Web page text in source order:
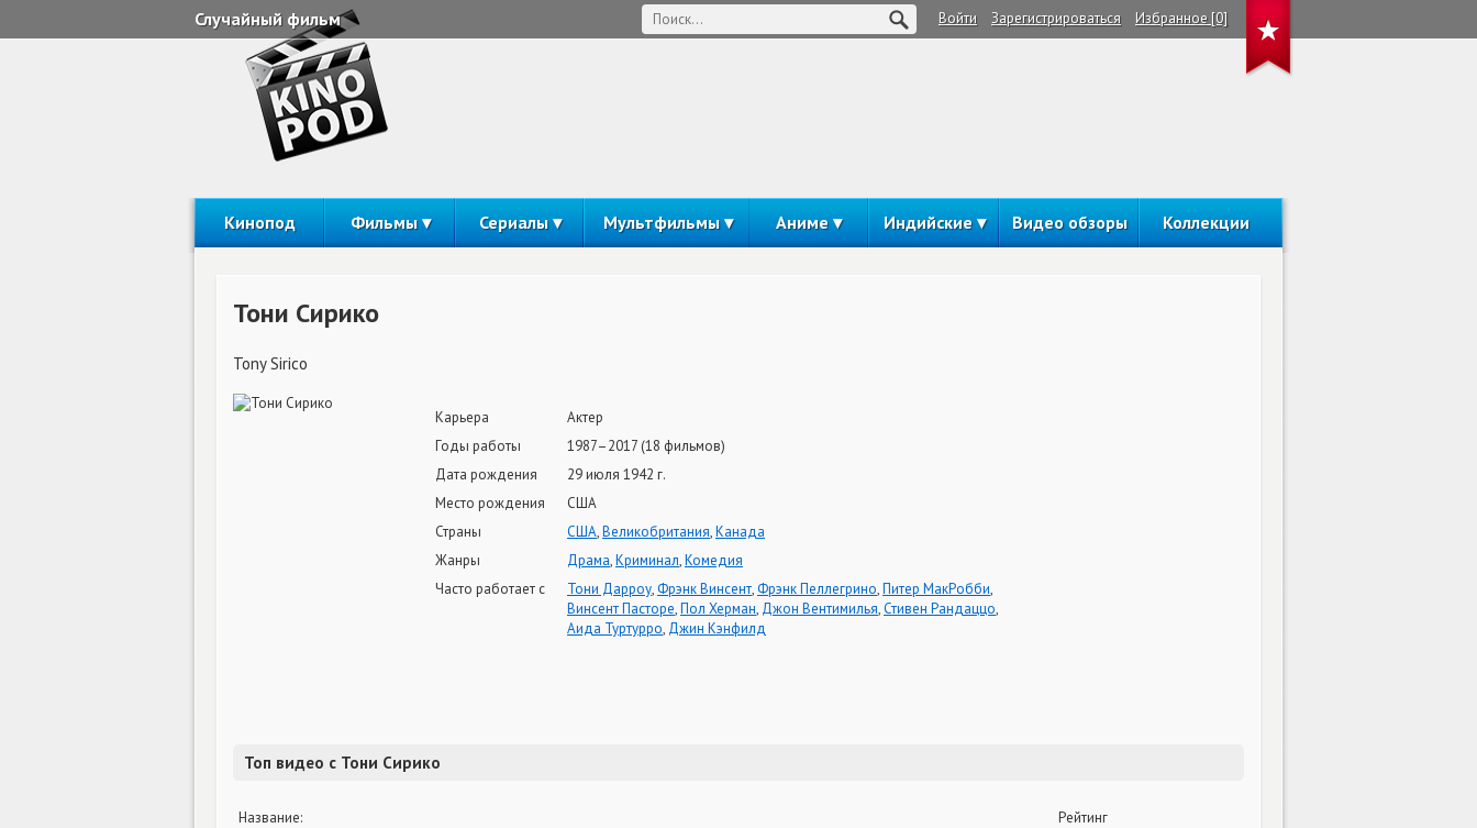
Случайный фильм Войти Зарегистрироваться Избранное [0]
Кинопод Фильмы Сериалы Мультфильмы Аниме Индийские Видео обзоры Коллекции
Тони Сирико
Tony Sirico
Карьера
Актер
Годы работы
1987–2017 (18 фильмов)
Дата рождения
29 июля 1942 г.
Место рождения
США
Страны
США,Великобритания,Канада
Жанры
Драма,Криминал,Комедия
Часто работает с
Тони Дарроу,Фрэнк Винсент,Фрэнк Пеллегрино,Питер МакРобби,
Винсент Пасторе,Пол Херман, Джон Вентимилья,Стивен Рандаццо,
Аида Туртурро, Джин Кэнфилд
Топ видео с Тони Сирико
Название:
Рейтинг